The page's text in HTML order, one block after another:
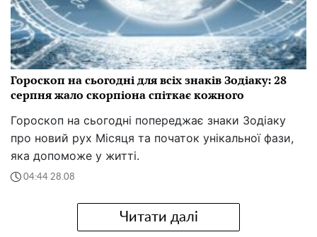
Гороскоп на сьогодні для всіх знаків Зодіаку: 28
серпня жало скорпіона спіткає кожного
Гороскоп на сьогодні попереджає знаки Зодіаку
про новий рух Місяця та початок унікальної фази,
яка допоможе у житті.
04:44 28.08
Читати далі